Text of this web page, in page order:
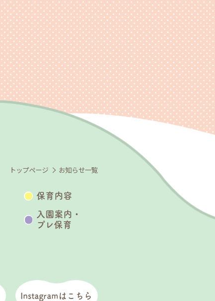
トップページ お知らせ一覧
保育内容
入園案内・
プレ保育
Instagramはこちら